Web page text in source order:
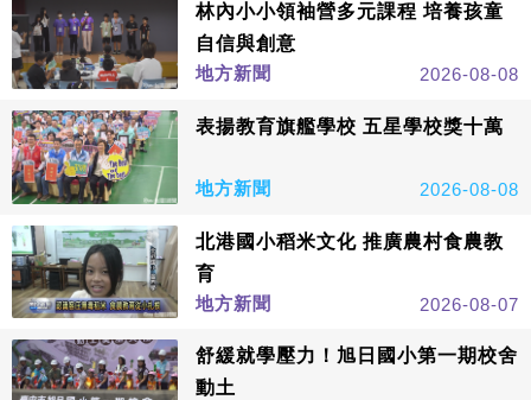
林內小小領袖營多元課程 培養孩童
自信與創意
地方新聞
2026-08-08
表揚教育旗艦學校 五星學校獎十萬
地方新聞 2026-08-08
北港國小稻米文化 推廣農村食農教
育
地方新聞
2026-08-07
舒緩就學壓力！旭日國小第一期校舍
動土